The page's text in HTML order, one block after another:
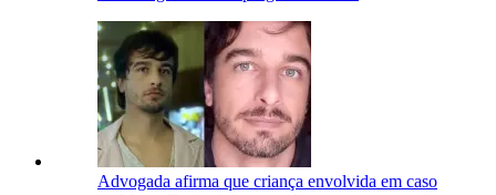
Advogada afirma que criança envolvida em caso